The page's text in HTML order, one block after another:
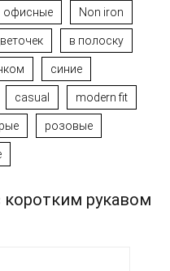
офисные Non iron
в полоску
синие
casual modern fit
розовые
коротким рукавом